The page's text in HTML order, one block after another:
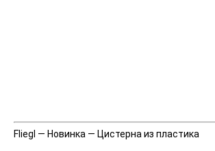
Fliegl — Новинка — Цистерна из пластика